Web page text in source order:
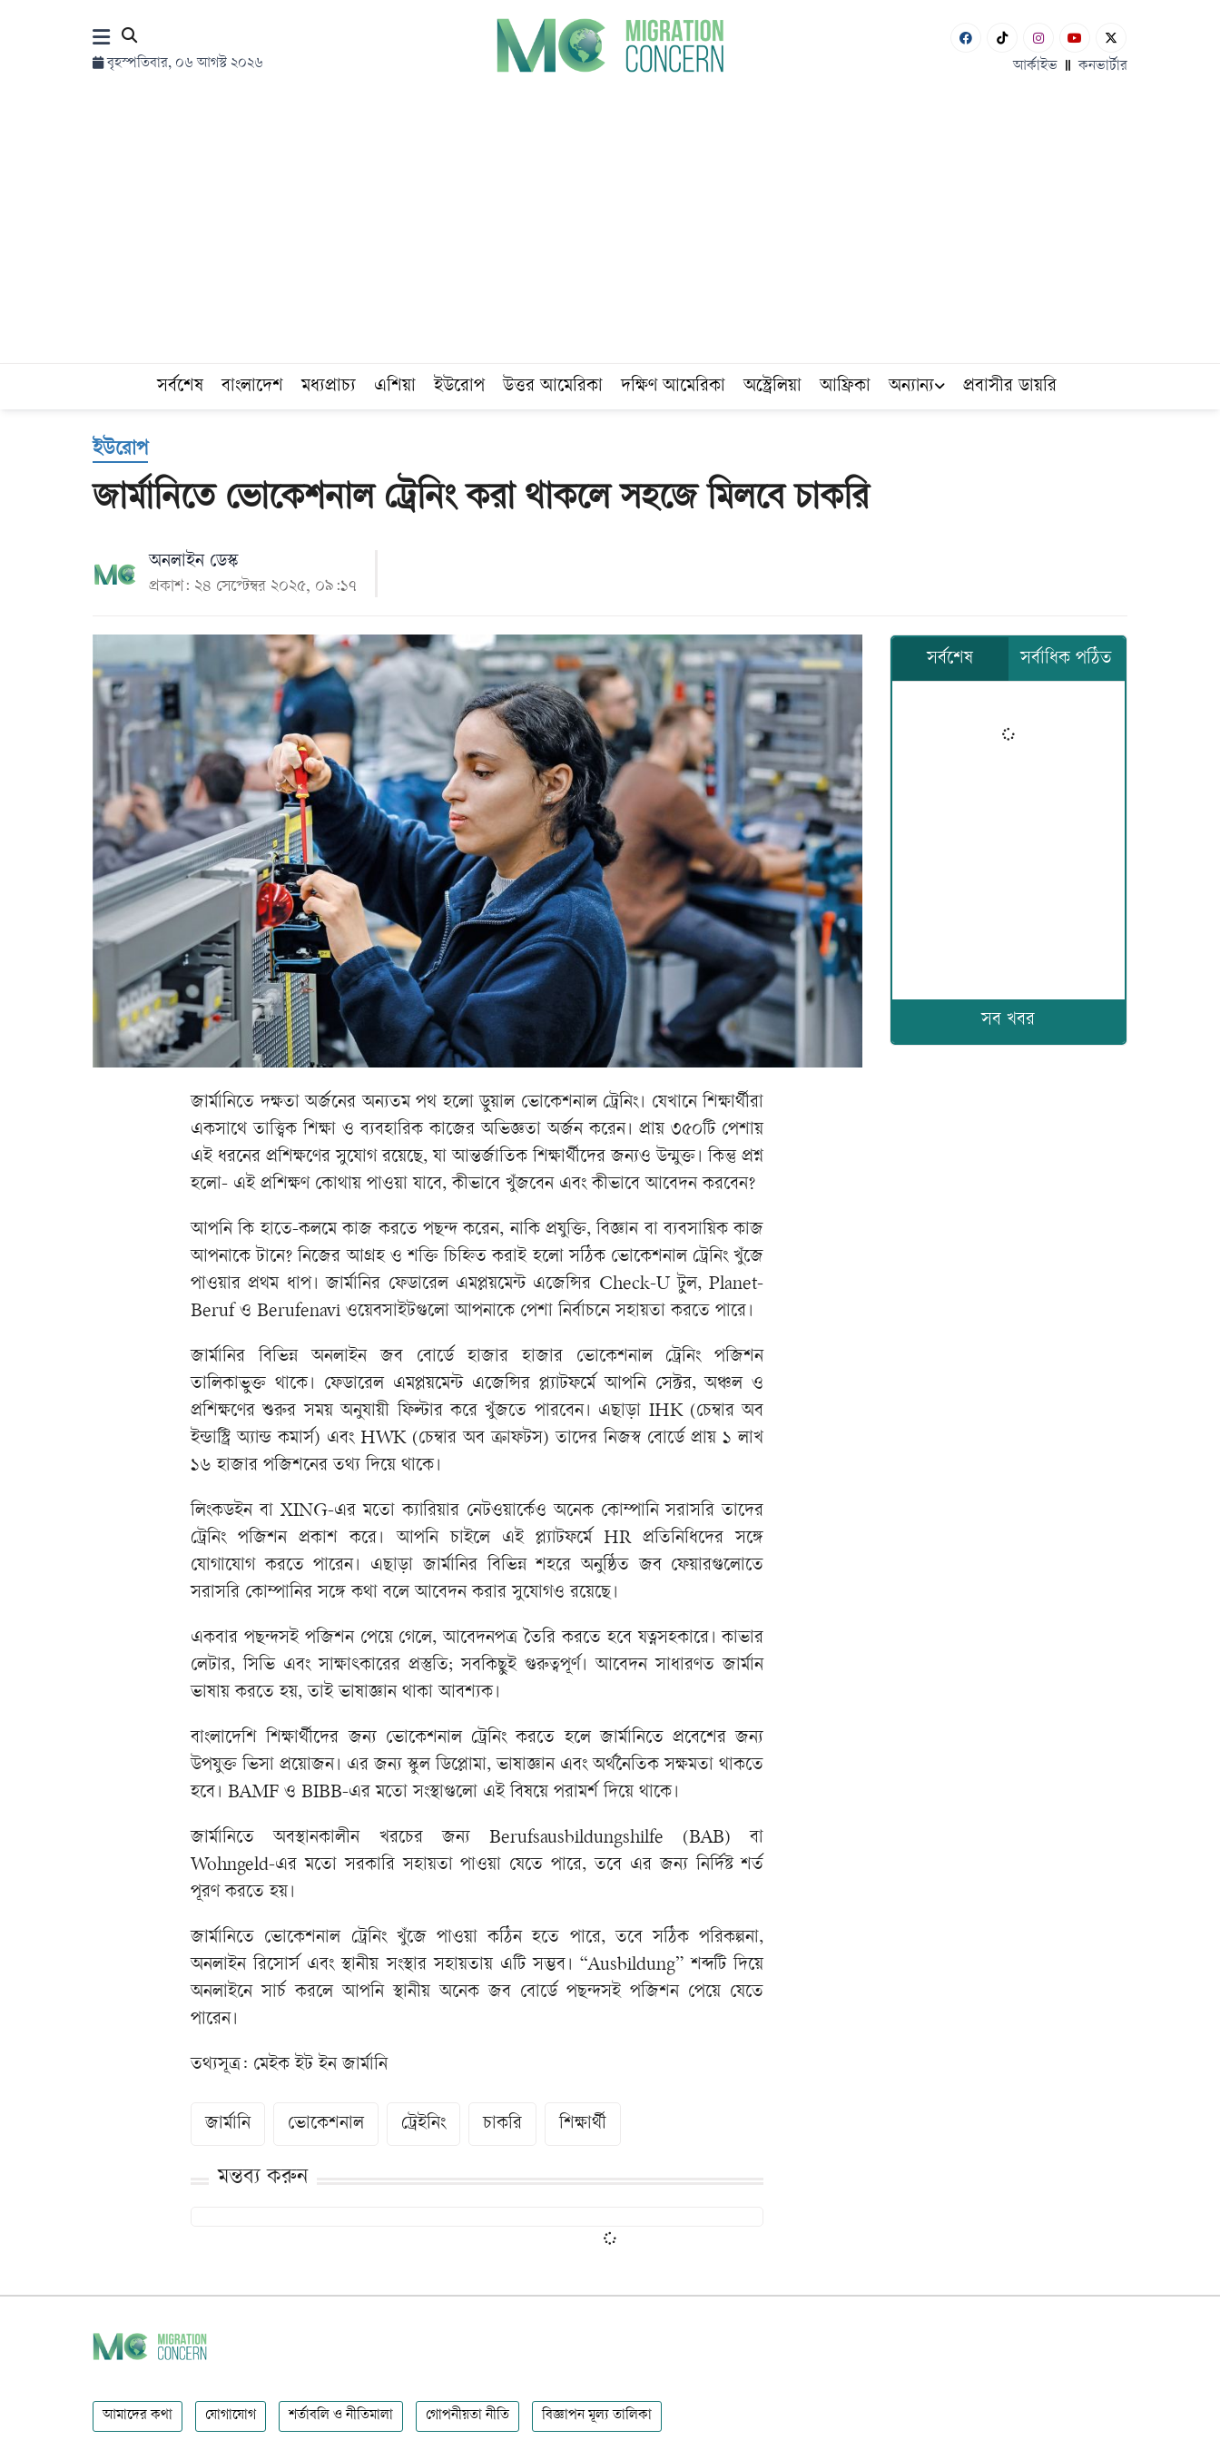
বৃহস্পতিবার, ০৬ আগস্ট ২০২৬ আর্কাইভ কনভার্টার
সর্বশেষ বাংলাদেশ মধ্যপ্রাচ্য এশিয়া ইউরোপ উত্তর আমেরিকা দক্ষিণ আমেরিকা অস্ট্রেলিয়া আফ্রিকা অন্যান্য প্রবাসীর ডায়রি
ইউরোপ
জার্মানিতে ভোকেশনাল ট্রেনিং করা থাকলে সহজে মিলবে চাকরি
অনলাইন ডেস্ক
প্রকাশ: ২৪ সেপ্টেম্বর ২০২৫, ০৯:১৭
জার্মানিতে দক্ষতা অর্জনের অন্যতম পথ হলো ডুয়াল ভোকেশনাল ট্রেনিং। যেখানে শিক্ষার্থীরা
একসাথে তাত্ত্বিক শিক্ষা ও ব্যবহারিক কাজের অভিজ্ঞতা অর্জন করেন। প্রায় ৩৫০টি পেশায়
এই ধরনের প্রশিক্ষণের সুযোগ রয়েছে, যা আন্তর্জাতিক শিক্ষার্থীদের জন্যও উন্মুক্ত। কিন্তু প্রশ্ন
হলো- এই প্রশিক্ষণ কোথায় পাওয়া যাবে, কীভাবে খুঁজবেন এবং কীভাবে আবেদন করবেন?
আপনি কি হাতে-কলমে কাজ করতে পছন্দ করেন, নাকি প্রযুক্তি, বিজ্ঞান বা ব্যবসায়িক কাজ
আপনাকে টানে? নিজের আগ্রহ ও শক্তি চিহ্নিত করাই হলো সঠিক ভোকেশনাল ট্রেনিং খুঁজে
পাওয়ার প্রথম ধাপ। জার্মানির ফেডারেল এমপ্লয়মেন্ট এজেন্সির Check-U টুল, Planet-
Beruf ও Berufenavi ওয়েবসাইটগুলো আপনাকে পেশা নির্বাচনে সহায়তা করতে পারে।
জার্মানির বিভিন্ন অনলাইন জব বোর্ডে হাজার হাজার ভোকেশনাল ট্রেনিং পজিশন
তালিকাভুক্ত থাকে। ফেডারেল এমপ্লয়মেন্ট এজেন্সির প্ল্যাটফর্মে আপনি সেক্টর, অঞ্চল ও
প্রশিক্ষণের শুরুর সময় অনুযায়ী ফিল্টার করে খুঁজতে পারবেন। এছাড়া IHK (চেম্বার অব
ইন্ডাস্ট্রি অ্যান্ড কমার্স) এবং HWK (চেম্বার অব ক্রাফটস) তাদের নিজস্ব বোর্ডে প্রায় ১ লাখ
১৬ হাজার পজিশনের তথ্য দিয়ে থাকে।
লিংকডইন বা XING-এর মতো ক্যারিয়ার নেটওয়ার্কেও অনেক কোম্পানি সরাসরি তাদের
ট্রেনিং পজিশন প্রকাশ করে। আপনি চাইলে এই প্ল্যাটফর্মে HR প্রতিনিধিদের সঙ্গে
যোগাযোগ করতে পারেন। এছাড়া জার্মানির বিভিন্ন শহরে অনুষ্ঠিত জব ফেয়ারগুলোতে
সরাসরি কোম্পানির সঙ্গে কথা বলে আবেদন করার সুযোগও রয়েছে।
একবার পছন্দসই পজিশন পেয়ে গেলে, আবেদনপত্র তৈরি করতে হবে যত্নসহকারে। কাভার
লেটার, সিভি এবং সাক্ষাৎকারের প্রস্তুতি; সবকিছুই গুরুত্বপূর্ণ। আবেদন সাধারণত জার্মান
ভাষায় করতে হয়, তাই ভাষাজ্ঞান থাকা আবশ্যক।
বাংলাদেশি শিক্ষার্থীদের জন্য ভোকেশনাল ট্রেনিং করতে হলে জার্মানিতে প্রবেশের জন্য
উপযুক্ত ভিসা প্রয়োজন। এর জন্য স্কুল ডিপ্লোমা, ভাষাজ্ঞান এবং অর্থনৈতিক সক্ষমতা থাকতে
হবে। BAMF ও BIBB-এর মতো সংস্থাগুলো এই বিষয়ে পরামর্শ দিয়ে থাকে।
জার্মানিতে অবস্থানকালীন খরচের জন্য Berufsausbildungshilfe (BAB) বা
Wohngeld-এর মতো সরকারি সহায়তা পাওয়া যেতে পারে, তবে এর জন্য নির্দিষ্ট শর্ত
পূরণ করতে হয়।
জার্মানিতে ভোকেশনাল ট্রেনিং খুঁজে পাওয়া কঠিন হতে পারে, তবে সঠিক পরিকল্পনা,
অনলাইন রিসোর্স এবং স্থানীয় সংস্থার সহায়তায় এটি সম্ভব। “Ausbildung” শব্দটি দিয়ে
অনলাইনে সার্চ করলে আপনি স্থানীয় অনেক জব বোর্ডে পছন্দসই পজিশন পেয়ে যেতে
পারেন।
তথ্যসূত্র: মেইক ইট ইন জার্মানি
জার্মানি ভোকেশনাল ট্রেইনিং চাকরি শিক্ষার্থী
মন্তব্য করুন
সর্বশেষ সর্বাধিক পঠিত
সব খবর
আমাদের কথা যোগাযোগ শর্তাবলি ও নীতিমালা গোপনীয়তা নীতি বিজ্ঞাপন মূল্য তালিকা